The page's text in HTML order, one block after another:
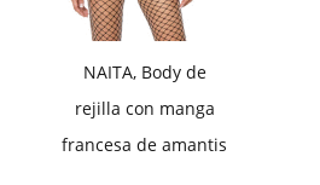
NAITA, Body de
rejilla con manga
francesa de amantis